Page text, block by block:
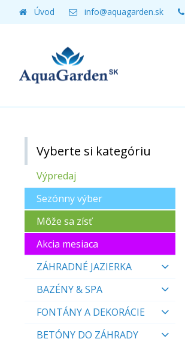
Úvod info@aquagarden.sk
Vyberte si kategóriu
Výpredaj
Sezónny výber
Môže sa zísť
Akcia mesiaca
ZÁHRADNÉ JAZIERKA
BAZÉNY & SPA
FONTÁNY A DEKORÁCIE
BETÓNY DO ZÁHRADY